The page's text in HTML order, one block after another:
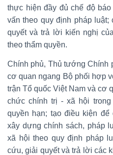
thực hiện đầy đủ chế độ
vấn theo quy định pháp
quyết và trả lời kiến nghị
theo thẩm quyền.
Chính phủ, Thủ tướng Chính
cơ quan ngang Bộ phối hợp
trận Tổ quốc Việt Nam và cơ
chức chính trị - xã hội
quyền hạn; tạo điều kiện
xây dựng chính sách, pháp
xã hội theo quy định pháp
cứu, giải quyết và trả lời các